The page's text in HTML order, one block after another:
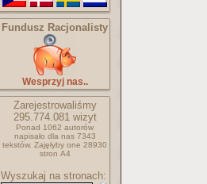
Fundusz Racjonalisty
Wesprzyj nas..
Zarejestrowaliśmy
295.774.081wizyt
Ponad 1062 autorów
napisało dla nas 7343
tekstów. Zajęłyby one 28930
stron A4
Wyszukaj na stronach: